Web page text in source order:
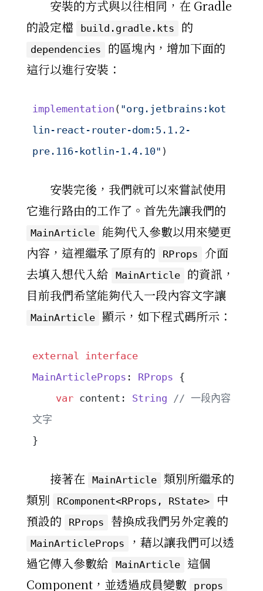
安裝的方式與以往相同，在 Gradle
的設定檔
build.gradle.kts 的
dependencies
的區塊內，增加下面的
這行以進行安裝：
implementation ( "org.jetbrains:kot
lin-react-router-dom:5.1.2-
pre.116-kotlin-1.4.10" )
安裝完後，我們就可以來嘗試使用
它進行路由的工作了。首先先讓我們的
MainArticle
能夠代入參數以用來變更
內容，這裡繼承了原有的
RProps
介面
去填入想代入給
MainArticle
的資訊，
目前我們希望能夠代入一段內容文字讓
MainArticle 顯示，如下程式碼所示：
external interface
MainArticleProps : RProps {
    var
content: String // 一段內容
文字
}
接著在 MainArticle
類別所繼承的
類別
RComponent<RProps, RState>
中
預設的
RProps 替換成我們另外定義的
MainArticleProps
，藉以讓我們可以透
過它傳入參數給
MainArticle
這個
Component，並透過成員變數
props